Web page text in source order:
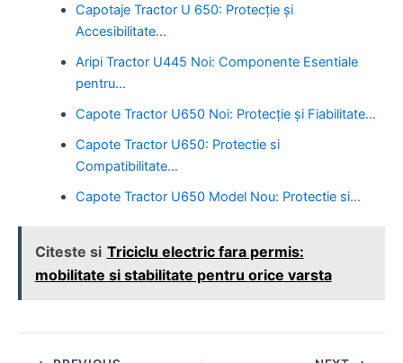
Capotaje Tractor U 650: Protecție și
Accesibilitate…
Aripi Tractor U445 Noi: Componente Esentiale
pentru…
Capote Tractor U650 Noi: Protecție și Fiabilitate…
Capote Tractor U650: Protectie si
Compatibilitate…
Capote Tractor U650 Model Nou: Protectie si…
Citeste si Triciclu electric fara permis:
mobilitate si stabilitate pentru orice varsta